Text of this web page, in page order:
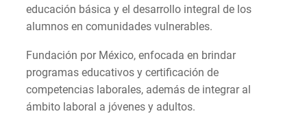
educación básica y el desarrollo integral de los
alumnos en comunidades vulnerables.
Fundación por México, enfocada en brindar
programas educativos y certificación de
competencias laborales, además de integrar al
ámbito laboral a jóvenes y adultos.